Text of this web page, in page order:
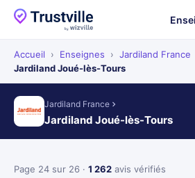
Accueil › Enseignes › Jardiland France
Jardiland Joué-lès-Tours
Jardiland France
Jardiland Joué-lès-Tours
Page 24 sur 26 · 1 262 avis vérifiés